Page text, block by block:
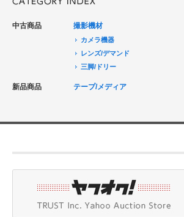
中古商品 撮影機材
カメラ機器
レンズ/デマンド
三脚/ドリー
ポータブルレコーダ
SD仕様VTR
HD仕様VTR
新品商品 テープ/メディア
DLT/LTO